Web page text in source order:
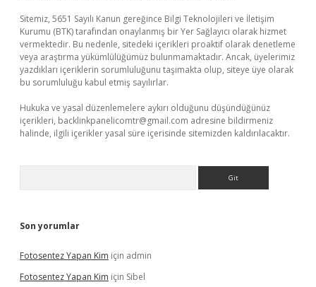
Sitemiz, 5651 Sayılı Kanun gereğince Bilgi Teknolojileri ve İletişim
Kurumu (BTK) tarafından onaylanmış bir Yer Sağlayıcı olarak hizmet
vermektedir. Bu nedenle, sitedeki içerikleri proaktif olarak denetleme
veya araştırma yükümlülüğümüz bulunmamaktadır. Ancak, üyelerimiz
yazdıkları içeriklerin sorumluluğunu taşımakta olup, siteye üye olarak
bu sorumluluğu kabul etmiş sayılırlar.
Hukuka ve yasal düzenlemelere aykırı olduğunu düşündüğünüz
içerikleri, backlinkpanelicomtr@gmail.com adresine bildirmeniz
halinde, ilgili içerikler yasal süre içerisinde sitemizden kaldırılacaktır.
Son yorumlar
Fotosentez Yapan Kim için admin
Fotosentez Yapan Kim için Sibel